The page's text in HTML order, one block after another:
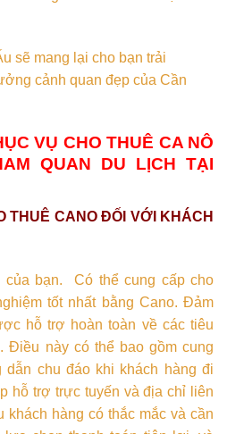
sẽ mang lại cho bạn trải
cảnh quan đẹp của Cần
VỤ CHO THUÊ CA NÔ
QUAN DU LỊCH TẠI
THUÊ CANO ĐỐI VỚI KHÁCH
của bạn. Có thể cung cấp cho
tốt nhất bằng Cano. Đảm
hỗ trợ hoàn toàn về các tiêu
Điều này có thể bao gồm cung
chu đáo khi khách hàng đi
hỗ trợ trực tuyến và địa chỉ liên
khách hàng có thắc mắc và cần